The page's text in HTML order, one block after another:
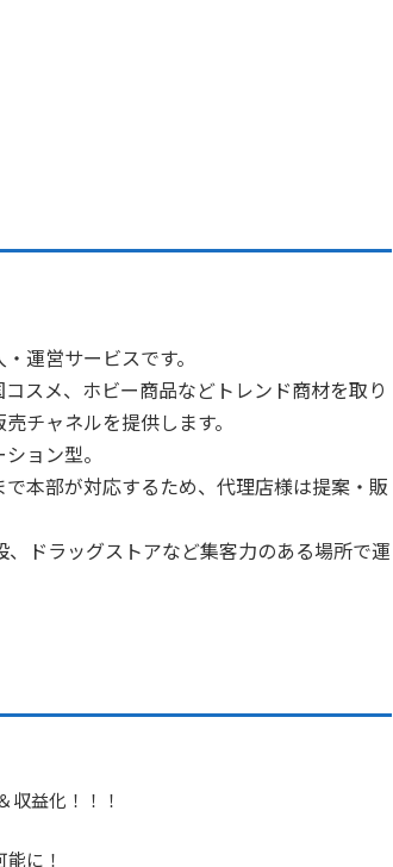
運営サービスです。
スメ、ホビー商品などトレンド商材を取り
チャネルを提供します。
ョン型。
本部が対応するため、代理店様は提案・販
ドラッグストアなど集客力のある場所で運
収益化！！！
に！